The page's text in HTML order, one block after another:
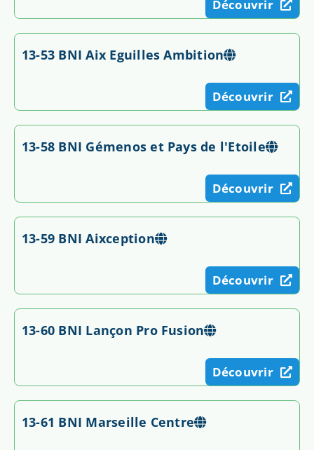
Découvrir
13-53 BNI Aix Eguilles Ambition
Découvrir
13-58 BNI Gémenos et Pays de l'Etoile
Découvrir
13-59 BNI Aixception
Découvrir
13-60 BNI Lançon Pro Fusion
Découvrir
13-61 BNI Marseille Centre